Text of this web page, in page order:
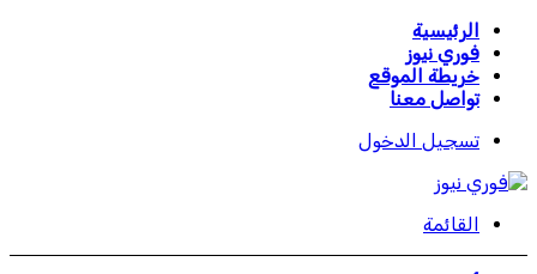
الرئيسية
فوري نيوز
خريطة الموقع
تواصل معنا
تسجيل الدخول
القائمة